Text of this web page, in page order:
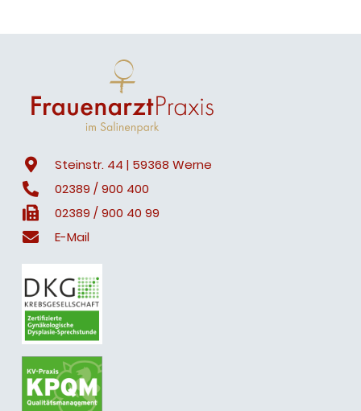
Steinstr. 44 | 59368 Werne
02389 / 900 400
02389 / 900 40 99
E-Mail